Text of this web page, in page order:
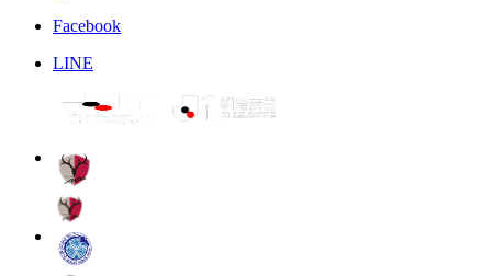
Facebook
LINE